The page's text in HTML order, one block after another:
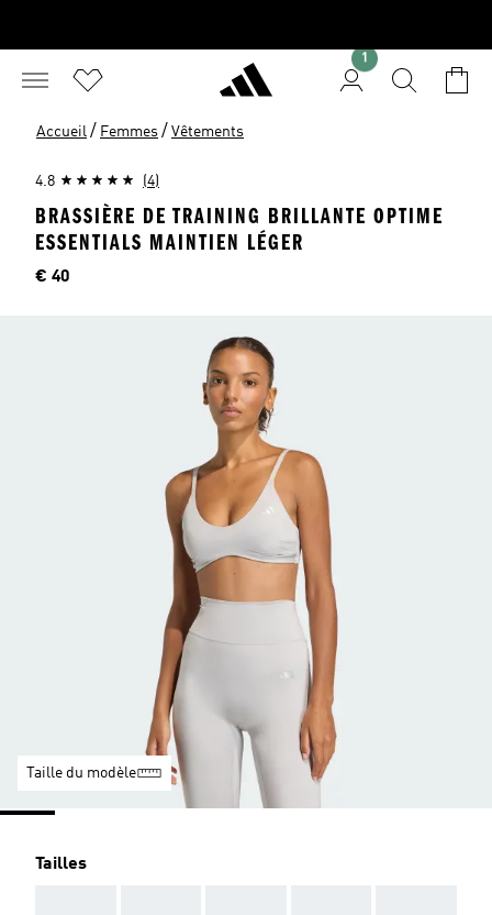
1
Accueil / Femmes / Vêtements
4.8 (4)
BRASSIÈRE DE TRAINING BRILLANTE OPTIME
ESSENTIALS MAINTIEN LÉGER
Price
€ 40
Taille du modèle
Tailles